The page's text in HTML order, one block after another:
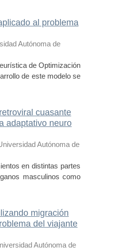
al problema
Autónoma de
de Optimización
de este modelo se
cuasante
adaptativo neuro
Autónoma de
en distintas partes
masculinos como
migración
del viajante
Autónoma de